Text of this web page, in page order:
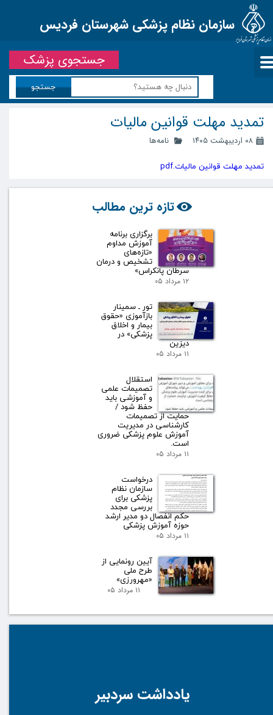
سازمان نظام پزشکی شهرستان فردیس
جستجو
جستجوی پزشک
تمدید مهلت قوانین مالیات
۰۸ اردیبهشت ۱۴۰۵ نامه‌ها
تمدید مهلت قوانین مالیات.pdf
تازه ترین مطالب
برگزاری برنامه
آموزش مداوم
«تازه‌های
تشخیص و درمان
سرطان پانکراس»
۱۲ مرداد ۰۵
تور ـ سمینار
بازآموزی «حقوق
بیمار و اخلاق
پزشکی» در
دیزین
۱۱ مرداد ۰۵
استقلال
تصمیمات علمی
و آموزشی باید
حفظ شود /
حمایت از تصمیمات
کارشناسی در مدیریت
آموزش علوم پزشکی ضروری
است.
۱۱ مرداد ۰۵
درخواست
سازمان نظام
پزشکی برای
بررسی مجدد
حکم انفصال دو مدیر ارشد
حوزه آموزش پزشکی
۱۱ مرداد ۰۵
آیین رونمایی از
طرح ملی
«مهرورزی»
۱۱ مرداد ۰۵
یادداشت سردبیر